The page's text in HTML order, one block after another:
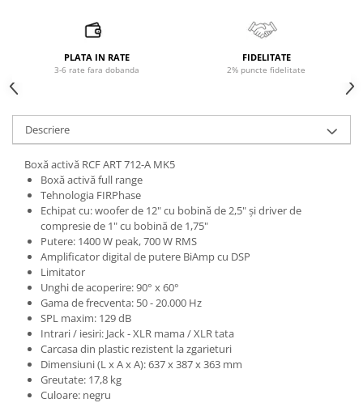
Protectii antifonice pentru urechi
Recordere de studio
Recordere portabile
Standuri si stative de monitoare
Tratament acustic
Lumini si efecte
Accesorii pentru lumini
Bare Led
Cabluri de Alimentare
Case-uri de lumini
Comenzi si controllere
Ecrane LED
Efecte de lumini
Lasere
Masini de fum si ceata
PLATA IN RATE
3-6 rate fara dobanda
FIDELITATE
2% puncte fidelitate
Descriere
Boxă activă RCF ART 712-A MK5
Boxă activă full range
Tehnologia FIRPhase
Echipat cu: woofer de 12" cu bobină de 2,5" și driver de
compresie de 1" cu bobină de 1,75"
Putere: 1400 W peak, 700 W RMS
Amplificator digital de putere BiAmp cu DSP
Limitator
Unghi de acoperire: 90° x 60°
Gama de frecventa: 50 - 20.000 Hz
SPL maxim: 129 dB
Intrari / iesiri: Jack - XLR mama / XLR tata
Carcasa din plastic rezistent la zgarieturi
Dimensiuni (L x A x A): 637 x 387 x 363 mm
Greutate: 17,8 kg
Culoare: negru